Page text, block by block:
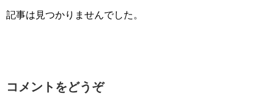
記事は見つかりませんでした。
コメントをどうぞ